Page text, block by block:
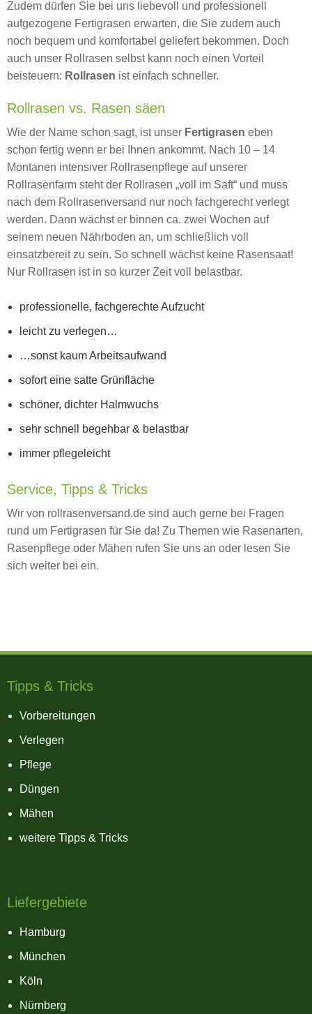
Zudem dürfen Sie bei uns liebevoll und professionell
aufgezogene Fertigrasen erwarten, die Sie zudem auch
noch bequem und komfortabel geliefert bekommen. Doch
auch unser Rollrasen selbst kann noch einen Vorteil
beisteuern: Rollrasen ist einfach schneller.
Rollrasen vs. Rasen säen
Wie der Name schon sagt, ist unser Fertigrasen eben
schon fertig wenn er bei Ihnen ankommt. Nach 10 – 14
Montanen intensiver Rollrasenpflege auf unserer
Rollrasenfarm steht der Rollrasen „voll im Saft“ und muss
nach dem Rollrasenversand nur noch fachgerecht verlegt
werden. Dann wächst er binnen ca. zwei Wochen auf
seinem neuen Nährboden an, um schließlich voll
einsatzbereit zu sein. So schnell wächst keine Rasensaat!
Nur Rollrasen ist in so kurzer Zeit voll belastbar.
professionelle, fachgerechte Aufzucht
leicht zu verlegen…
…sonst kaum Arbeitsaufwand
sofort eine satte Grünfläche
schöner, dichter Halmwuchs
sehr schnell begehbar & belastbar
immer pflegeleicht
Service, Tipps & Tricks
Wir von rollrasenversand.de sind auch gerne bei Fragen
rund um Fertigrasen für Sie da! Zu Themen wie Rasenarten,
Rasenpflege oder Mähen rufen Sie uns an oder lesen Sie
sich weiter bei ein.
Tipps & Tricks
Vorbereitungen
Verlegen
Pflege
Düngen
Mähen
weitere Tipps & Tricks
Liefergebiete
Hamburg
München
Köln
Nürnberg